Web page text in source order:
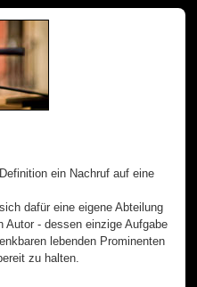
ein Nachruf auf eine
dafür eine eigene Abteilung
Autor - dessen einzige Aufgabe
lebenden Prominenten
zu halten.